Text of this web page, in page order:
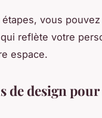
étapes, vous
reflète votre
espace.
de design